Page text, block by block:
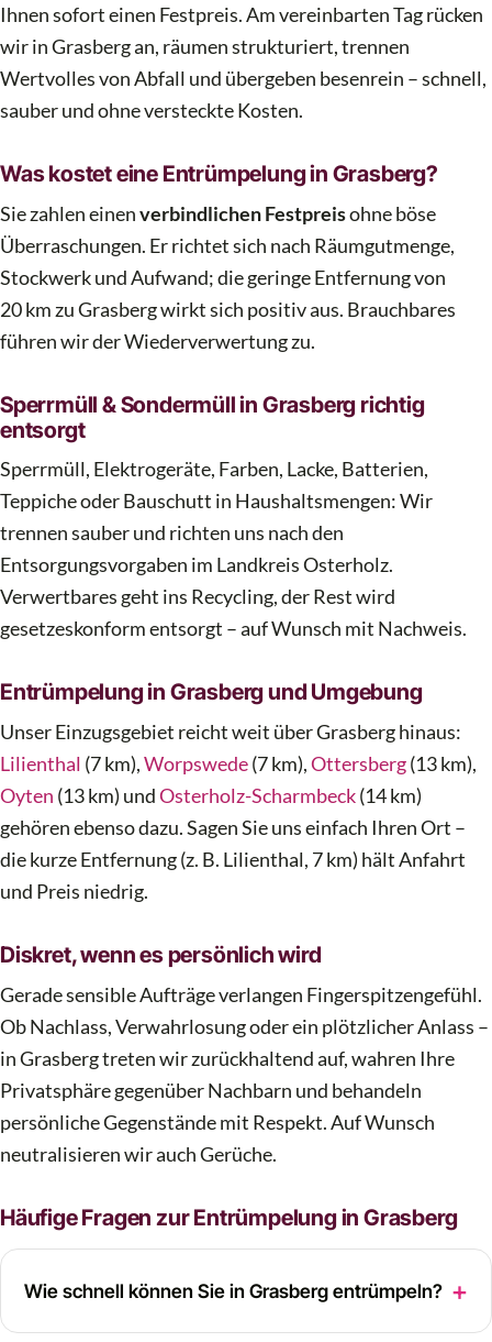
Ihnen sofort einen Festpreis. Am vereinbarten Tag rücken
wir in Grasberg an, räumen strukturiert, trennen
Wertvolles von Abfall und übergeben besenrein – schnell,
sauber und ohne versteckte Kosten.
Was kostet eine Entrümpelung in Grasberg?
Sie zahlen einenverbindlichen Festpreisohne böse
Überraschungen. Er richtet sich nach Räumgutmenge,
Stockwerk und Aufwand; die geringe Entfernung von
20 km zu Grasberg wirkt sich positiv aus. Brauchbares
führen wir der Wiederverwertung zu.
Sperrmüll & Sondermüll in Grasberg richtig
entsorgt
Sperrmüll, Elektrogeräte, Farben, Lacke, Batterien,
Teppiche oder Bauschutt in Haushaltsmengen: Wir
trennen sauber und richten uns nach den
Entsorgungsvorgaben im Landkreis Osterholz.
Verwertbares geht ins Recycling, der Rest wird
gesetzeskonform entsorgt – auf Wunsch mit Nachweis.
Entrümpelung in Grasberg und Umgebung
Unser Einzugsgebiet reicht weit über Grasberg hinaus:
Lilienthal (7 km),Worpswede(7 km),Ottersberg(13 km),
Oyten (13 km) undOsterholz-Scharmbeck(14 km)
gehören ebenso dazu. Sagen Sie uns einfach Ihren Ort –
die kurze Entfernung (z. B. Lilienthal, 7 km) hält Anfahrt
und Preis niedrig.
Diskret, wenn es persönlich wird
Gerade sensible Aufträge verlangen Fingerspitzengefühl.
Ob Nachlass, Verwahrlosung oder ein plötzlicher Anlass –
in Grasberg treten wir zurückhaltend auf, wahren Ihre
Privatsphäre gegenüber Nachbarn und behandeln
persönliche Gegenstände mit Respekt. Auf Wunsch
neutralisieren wir auch Gerüche.
Häufige Fragen zur Entrümpelung in Grasberg
Wie schnell können Sie in Grasberg entrümpeln?